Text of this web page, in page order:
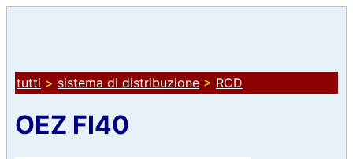
tutti > sistema di distribuzione > RCD
OEZ FI40